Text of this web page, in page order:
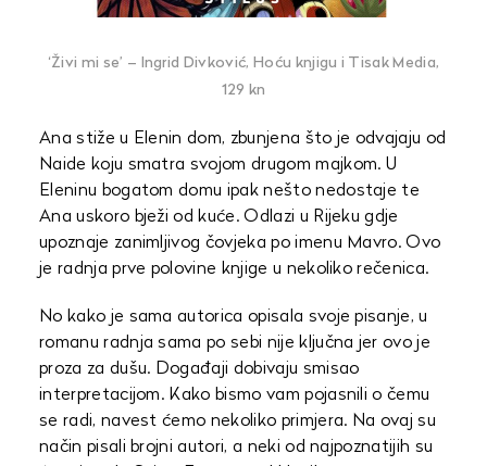
‘Živi mi se’ – Ingrid Divković, Hoću knjigu i Tisak Media,
129 kn
Ana stiže u Elenin dom, zbunjena što je odvajaju od
Naide koju smatra svojom drugom majkom. U
Eleninu bogatom domu ipak nešto nedostaje te
Ana uskoro bježi od kuće. Odlazi u Rijeku gdje
upoznaje zanimljivog čovjeka po imenu Mavro. Ovo
je radnja prve polovine knjige u nekoliko rečenica.
No kako je sama autorica opisala svoje pisanje, u
romanu radnja sama po sebi nije ključna jer ovo je
proza za dušu. Događaji dobivaju smisao
interpretacijom. Kako bismo vam pojasnili o čemu
se radi, navest ćemo nekoliko primjera. Na ovaj su
način pisali brojni autori, a neki od najpoznatijih su